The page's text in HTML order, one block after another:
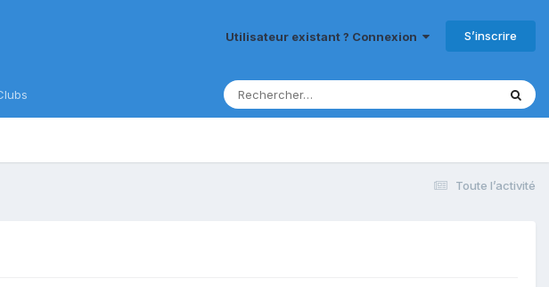
Utilisateur existant ? Connexion S’inscrire
Toute l’activité